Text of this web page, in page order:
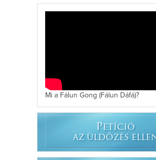
Mi a Fálun Gong (Fálun Dáfá)?
PETÍCIÓ
AZ ÜLDÖZÉS